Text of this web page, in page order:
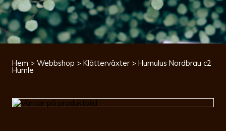
Hem > Webbshop > Klätterväxter > Humulus Nordbrau c2
Humle